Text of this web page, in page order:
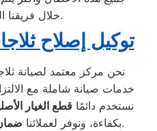
خلال فريقنا الفني المتخصص.
توكيل إصلاح
نحن مركز معتمد لصيانة
خدمات صيانة شاملة مع
نستخدم دائمًا قطع الغيار
بكفاءة، ونوفر لعملائنابعد كل عملية صيانة.